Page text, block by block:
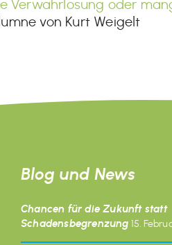
Verwahrlosung oder
von Kurt Weigelt
Blog und News
Chancen für die Zukunft statt
Schadensbegrenzung 15.